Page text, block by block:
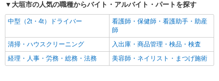
大垣市の人気の職種からバイト・アルバイト・パートを探す
中型（2t・4t）ドライバー
看護師・保健師・看護助手・助産
師
清掃・ハウスクリーニング
入出庫・商品管理・検品・検査
経理・人事・労務・総務・法務
美容師・ネイリスト・まつげ施術